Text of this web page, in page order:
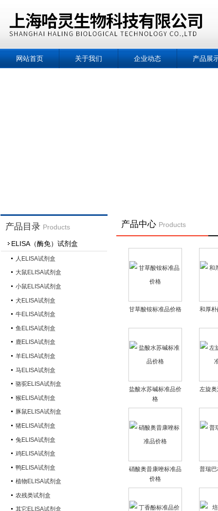
网站首页 关于我们 企业动态 产品展
产品目录 Products
ELISA（酶免）试剂盒
人ELISA试剂盒
大鼠ELISA试剂盒
小鼠ELISA试剂盒
犬ELISA试剂盒
牛ELISA试剂盒
鱼ELISA试剂盒
鹿ELISA试剂盒
羊ELISA试剂盒
马ELISA试剂盒
骆驼ELISA试剂盒
猴ELISA试剂盒
豚鼠ELISA试剂盒
猪ELISA试剂盒
兔ELISA试剂盒
鸡ELISA试剂盒
鸭ELISA试剂盒
植物ELISA试剂盒
农残类试剂盒
其它ELISA试剂盒
产品中心 Products
甘草酸铵标准品价格 和厚
盐酸水苏碱标准品价
格
左旋
硝酸奥昔康唑标准品
价格
普瑞